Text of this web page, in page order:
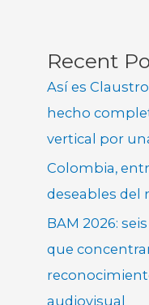
Recent
Así es
hecho
vertical por
Colombia,
deseables del
BAM 2026:
que
audiovisual